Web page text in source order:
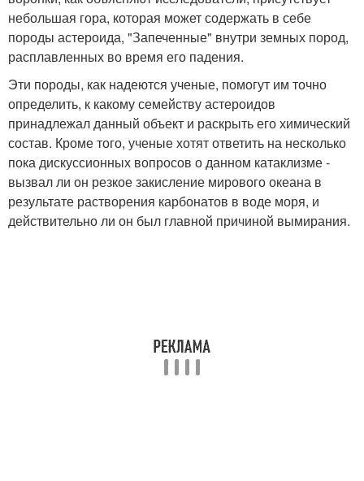
небольшая гора, которая может содержать в себе
породы астероида, "Запеченные" внутри земных пород,
расплавленных во время его падения.
Эти породы, как надеются ученые, помогут им точно
определить, к какому семейству астероидов
принадлежал данный объект и раскрыть его химический
состав. Кроме того, ученые хотят ответить на несколько
пока дискуссионных вопросов о данном катаклизме -
вызвал ли он резкое закисление мирового океана в
результате растворения карбонатов в воде моря, и
действительно ли он был главной причиной вымирания.